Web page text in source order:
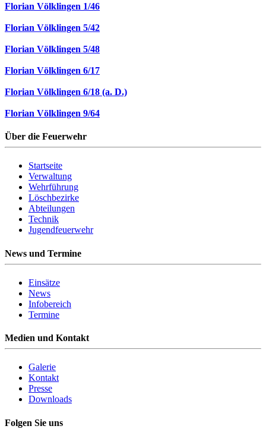
Florian Völklingen 1/46
Florian Völklingen 5/42
Florian Völklingen 5/48
Florian Völklingen 6/17
Florian Völklingen 6/18 (a. D.)
Florian Völklingen 9/64
Über die Feuerwehr
Startseite
Verwaltung
Wehrführung
Löschbezirke
Abteilungen
Technik
Jugendfeuerwehr
News und Termine
Einsätze
News
Infobereich
Termine
Medien und Kontakt
Galerie
Kontakt
Presse
Downloads
Folgen Sie uns